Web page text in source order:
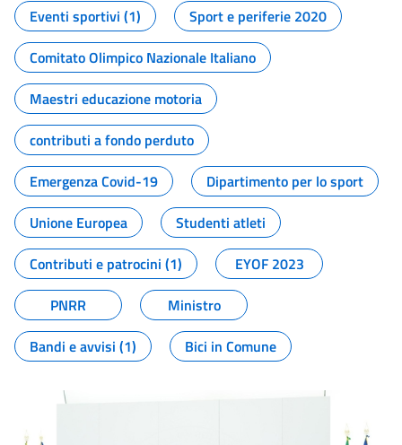
Eventi sportivi (1)
Sport e periferie 2020
Comitato Olimpico Nazionale Italiano
Maestri educazione motoria
contributi a fondo perduto
Emergenza Covid-19
Dipartimento per lo sport
Unione Europea
Studenti atleti
Contributi e patrocini (1)
EYOF 2023
PNRR
Ministro
Bandi e avvisi (1)
Bici in Comune